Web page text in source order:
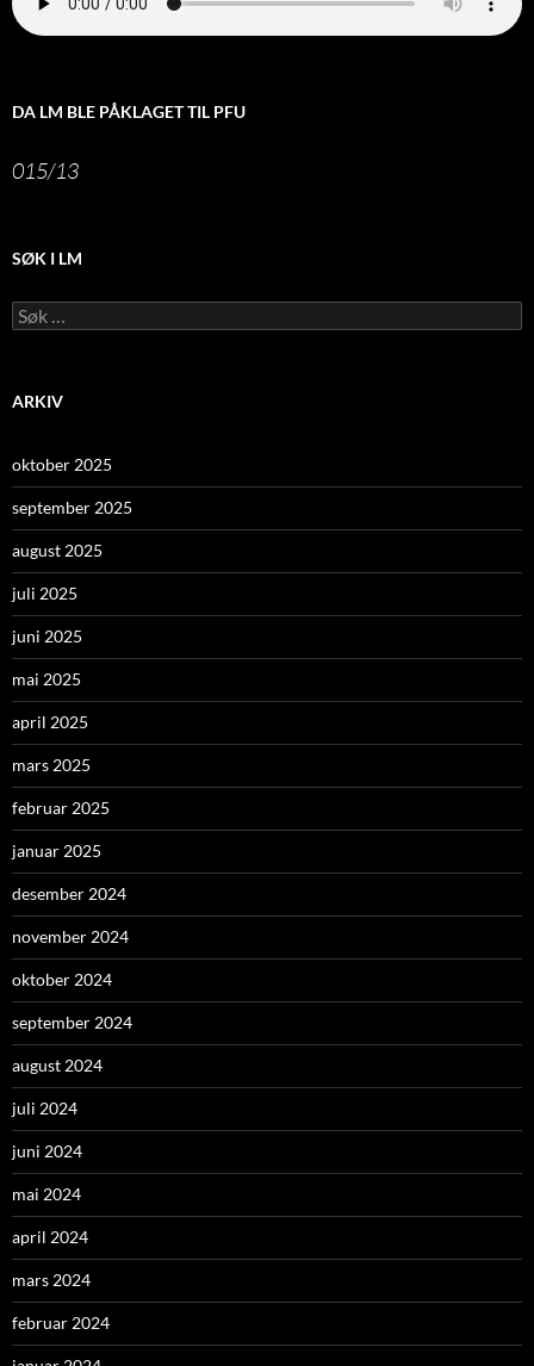
DA LM BLE PÅKLAGET TIL PFU
015/13
SØK I LM
Leit
etter:
ARKIV
oktober 2025
september 2025
august 2025
juli 2025
juni 2025
mai 2025
april 2025
mars 2025
februar 2025
januar 2025
desember 2024
november 2024
oktober 2024
september 2024
august 2024
juli 2024
juni 2024
mai 2024
april 2024
mars 2024
februar 2024